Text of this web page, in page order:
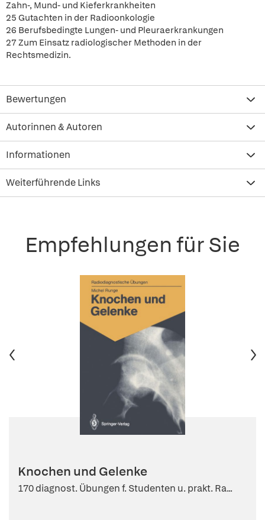
Zahn-, Mund- und Kieferkrankheiten
25 Gutachten in der Radioonkologie
26 Berufsbedingte Lungen- und Pleuraerkrankungen
27 Zum Einsatz radiologischer Methoden in der
Rechtsmedizin.
Bewertungen
Autorinnen & Autoren
Informationen
Weiterführende Links
Empfehlungen für Sie
Knochen und Gelenke
170 diagnost. Übungen f. Studenten u. prakt. Ra...